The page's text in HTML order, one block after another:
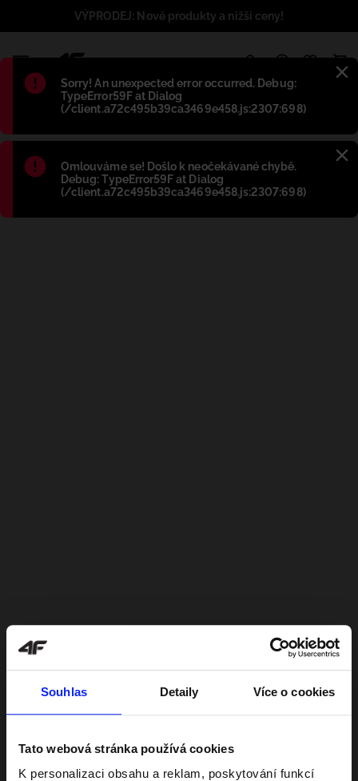
Souhlas Detaily Více o cookies
Tato webová stránka používá cookies
K personalizaci obsahu a reklam, poskytování funkcí
Błąd:
Sorry! An unexpected error occurred. Debug:
TypeError59F at Dialog
(/client.a72c495b39ca3469e458.js:2307:698)
Błąd:
Omlouváme se! Došlo k neočekávané chybě.
Debug: TypeError59F at Dialog
(/client.a72c495b39ca3469e458.js:2307:698)
VÝPRODEJ: Nové produkty a nižší ceny!